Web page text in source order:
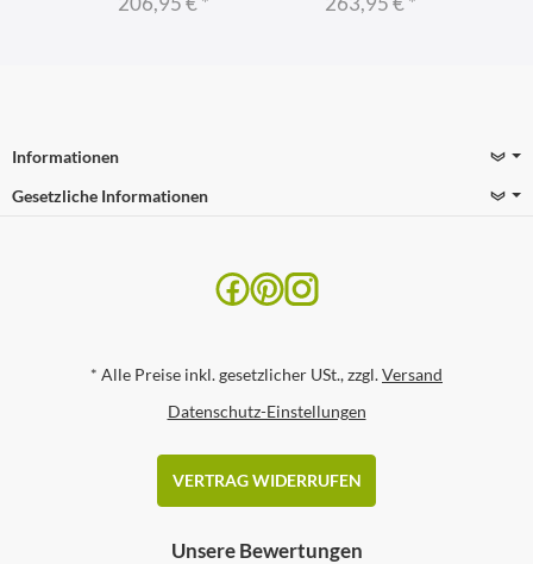
Informationen
Gesetzliche Informationen
* Alle Preise inkl. gesetzlicher USt., zzgl.Versand
Datenschutz-Einstellungen
VERTRAG WIDERRUFEN
Unsere Bewertungen